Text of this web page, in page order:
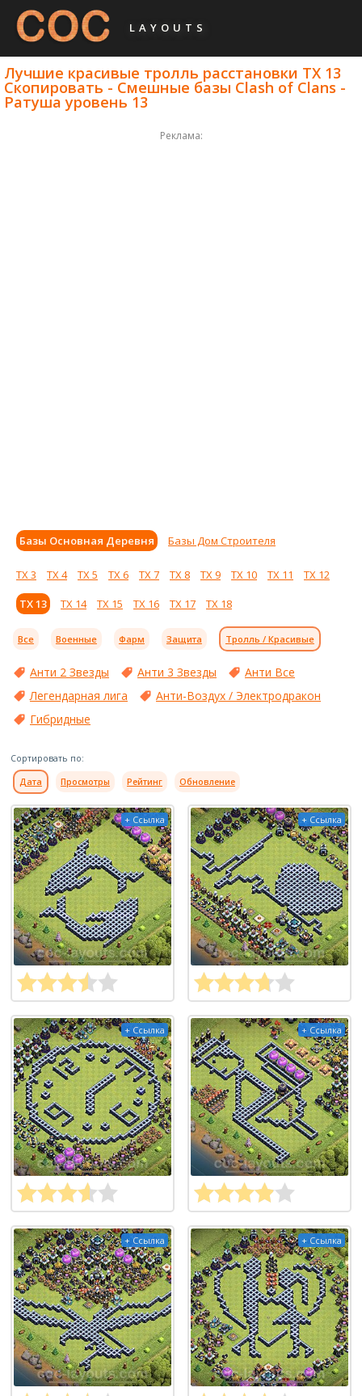
LAYOUTS
Лучшие красивые тролль расстановки ТХ 13
Скопировать - Смешные базы Clash of Clans -
Ратуша уровень 13
Реклама:
Базы Основная Деревня Базы Дом Строителя
ТХ 3 ТХ 4 ТХ 5 ТХ 6 ТХ 7 ТХ 8 ТХ 9 ТХ 10 ТХ 11
ТХ 12
ТХ 13
ТХ 14 ТХ 15 ТХ 16 ТХ 17 ТХ 18
Все Военные Фарм Защита Тролль / Красивые
Анти 2 Звезды Анти 3 Звезды
Анти Все
Легендарная лига
Анти-Воздух / Электродракон
Гибридные
Сортировать по:
Дата Просмотры Рейтинг Обновление
+ Ссылка + Ссылка
+ Ссылка + Ссылка
+ Ссылка + Ссылка